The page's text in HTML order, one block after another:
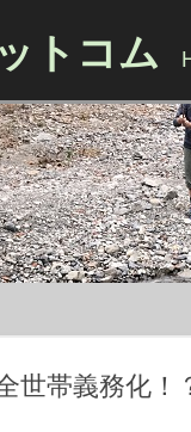
トコム
世帯義務化！